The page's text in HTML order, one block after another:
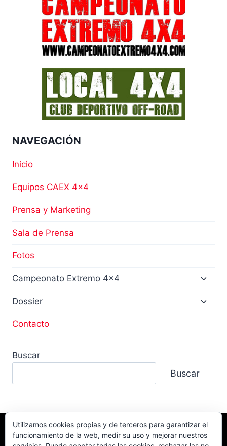
NAVEGACIÓN
Inicio
Equipos CAEX 4×4
Prensa y Marketing
Sala de Prensa
Fotos
Campeonato Extremo 4×4
hijo
Dossier
Contacto
Buscar
Buscar
Facebook TikTok Instagram
Utilizamos cookies propias y de terceros para garantizar el
funcionamiento de la web, medir su uso y mejorar nuestros